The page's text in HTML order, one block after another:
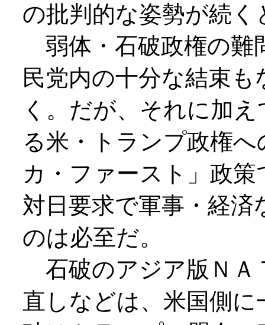
の批判的な姿勢が続く
弱体・石破政権の難
民党内の十分な結束
く。だが、それに加
る米・トランプ政権
カ・ファースト」政
対日要求で軍事・経
のは必至だ。
石破のアジア版ＮＡ
直しなどは、米国側